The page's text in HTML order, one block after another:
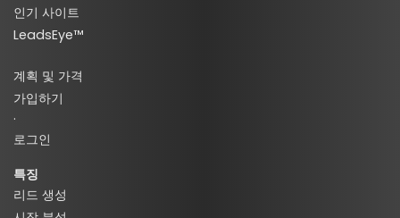
인기 사이트
LeadsEye™
계획 및 가격
가입하기
·
로그인
특징
리드 생성